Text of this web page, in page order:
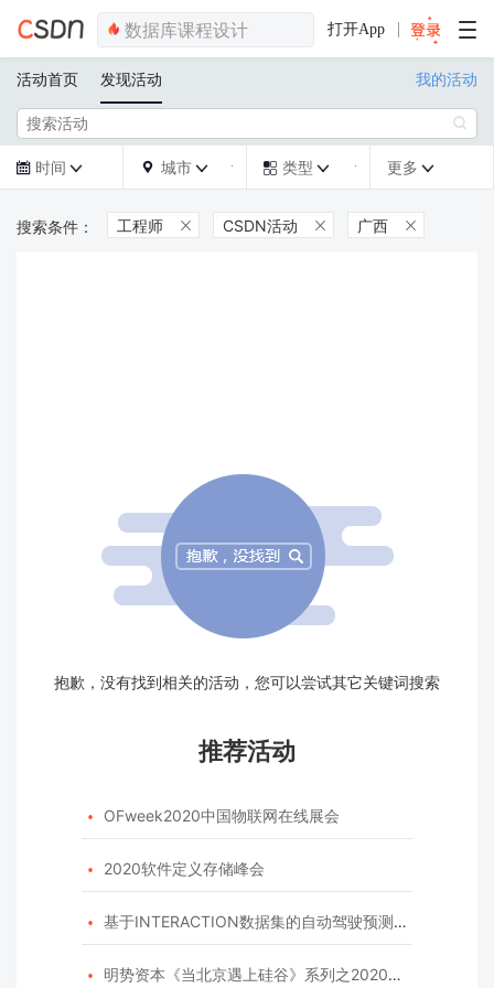
打开App
活动首页 发现活动 我的活动

 时间   城市   类型  更多 
工程师  CSDN活动  广西 
抱歉，没有找到相关的活动，您可以尝试其它关键词搜索
推荐活动
 OFweek2020中国物联网在线展会
 2020软件定义存储峰会
 基于INTERACTION数据集的自动驾驶预测模型挑战赛
 明势资本《当北京遇上硅谷》系列之2020年度开源峰会